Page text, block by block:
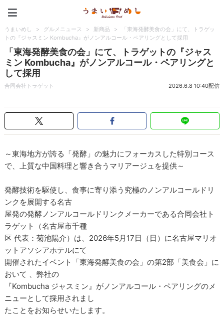
うまいめし > グルメニュース > 新商品 >
「東海発酵美食の会」にて、トラゲッ
トの『ジャスミン Kombucha』がノンアルコール・ペアリングとして採用
「東海発酵美食の会」にて、トラゲットの『ジャス
ミン Kombucha』がノンアルコール・ペアリングと
して採用
合同会社トラゲット 2026.6.8 10:40配信
～東海地方が誇る「発酵」の魅力にフォーカスした特別コース
で、上質な中国料理と響き合うマリアージュを提供～
発酵技術を駆使し、食事に寄り添う究極のノンアルコールドリ
ンクを展開する名古
屋発の発酵ノンアルコールドリンクメーカーである合同会社ト
ラゲット（名古屋市千種
区 代表：菊池陽介）は、2026年5月17日（日）に名古屋マリオ
ットアソシアホテルにて
開催されたイベント「東海発酵美食の会」の第2部「美食会」に
おいて 、弊社の
『Kombucha ジャスミン』がノンアルコール・ペアリングのメ
ニューとして採用されまし
たことをお知らせいたします。